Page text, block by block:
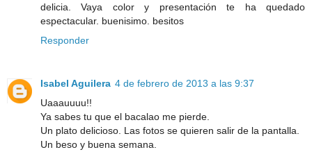
delicia. Vaya color y presentación te ha quedado
espectacular. buenisimo. besitos
Responder
Isabel Aguilera 4 de febrero de 2013 a las 9:37
Uaaauuuu!!
Ya sabes tu que el bacalao me pierde.
Un plato delicioso. Las fotos se quieren salir de la pantalla.
Un beso y buena semana.